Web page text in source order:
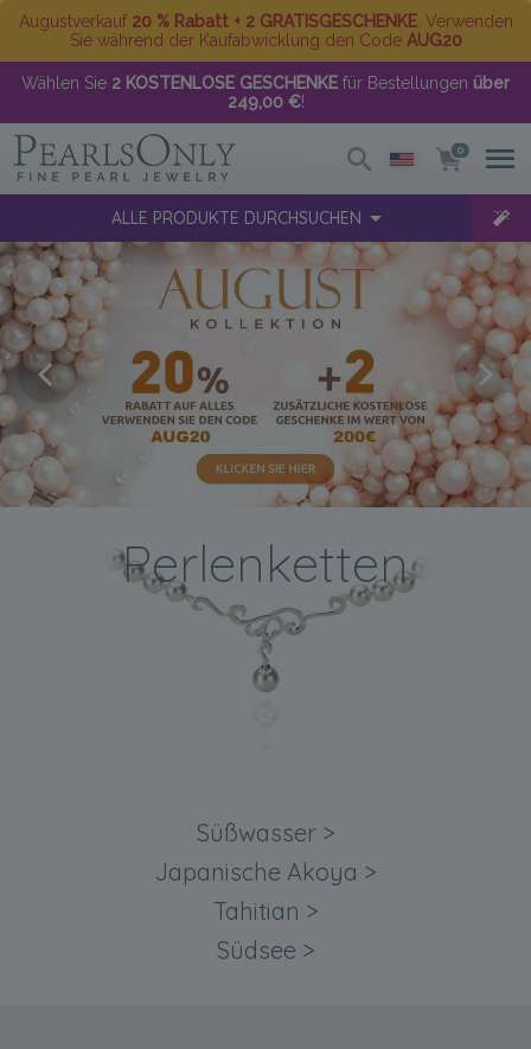
Augustverkauf 20 % Rabatt + 2 GRATISGESCHENKE. Verwenden
Sie während der Kaufabwicklung den Code AUG20
Wählen Sie 2 KOSTENLOSE GESCHENKE für Bestellungen über
249,00 €!
0
ALLE PRODUKTE DURCHSUCHEN
Süßwasser>
Japanische Akoya >
Tahitian >
Südsee >
Perlenketten